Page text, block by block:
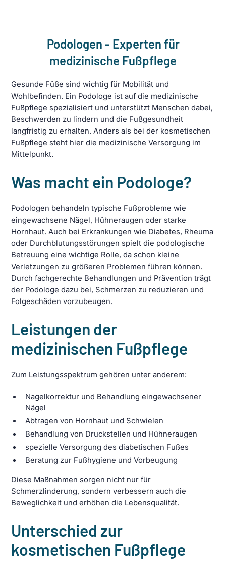
Podologen - Experten für
medizinische Fußpflege
Gesunde Füße sind wichtig für Mobilität und
Wohlbefinden. Ein Podologe ist auf die medizinische
Fußpflege spezialisiert und unterstützt Menschen dabei,
Beschwerden zu lindern und die Fußgesundheit
langfristig zu erhalten. Anders als bei der kosmetischen
Fußpflege steht hier die medizinische Versorgung im
Mittelpunkt.
Was macht ein Podologe?
Podologen behandeln typische Fußprobleme wie
eingewachsene Nägel, Hühneraugen oder starke
Hornhaut. Auch bei Erkrankungen wie Diabetes, Rheuma
oder Durchblutungsstörungen spielt die podologische
Betreuung eine wichtige Rolle, da schon kleine
Verletzungen zu größeren Problemen führen können.
Durch fachgerechte Behandlungen und Prävention trägt
der Podologe dazu bei, Schmerzen zu reduzieren und
Folgeschäden vorzubeugen.
Leistungen der
medizinischen Fußpflege
Zum Leistungsspektrum gehören unter anderem:
Nagelkorrektur und Behandlung eingewachsener
Nägel
Abtragen von Hornhaut und Schwielen
Behandlung von Druckstellen und Hühneraugen
spezielle Versorgung des diabetischen Fußes
Beratung zur Fußhygiene und Vorbeugung
Diese Maßnahmen sorgen nicht nur für
Schmerzlinderung, sondern verbessern auch die
Beweglichkeit und erhöhen die Lebensqualität.
Unterschied zur
kosmetischen Fußpflege